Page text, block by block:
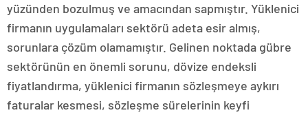
yüzünden bozulmuş ve amacından sapmıştır. Yüklenici
firmanın uygulamaları sektörü adeta esir almış,
sorunlara çözüm olamamıştır. Gelinen noktada gübre
sektörünün en önemli sorunu, dövize endeksli
fiyatlandırma, yüklenici firmanın sözleşmeye aykırı
faturalar kesmesi, sözleşme sürelerinin keyfi